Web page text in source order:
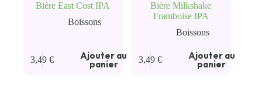
Bière East Cost IPA
Boissons
3,49€ Ajouter au
panier
Bière Milkshake
Framboise IPA
Boissons
3,49€ Ajouter au
panier